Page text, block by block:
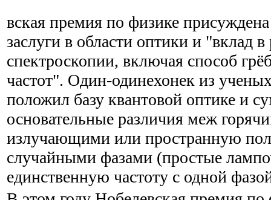
вская премия по физике
заслуги в области оптики и "вклад в
спектроскопии, включая способ
частот". Один-одинехонек из
положил базу квантовой оптике и
основательные различия меж
излучающими или пространную
случайными фазами (простые
единственную частоту с одной